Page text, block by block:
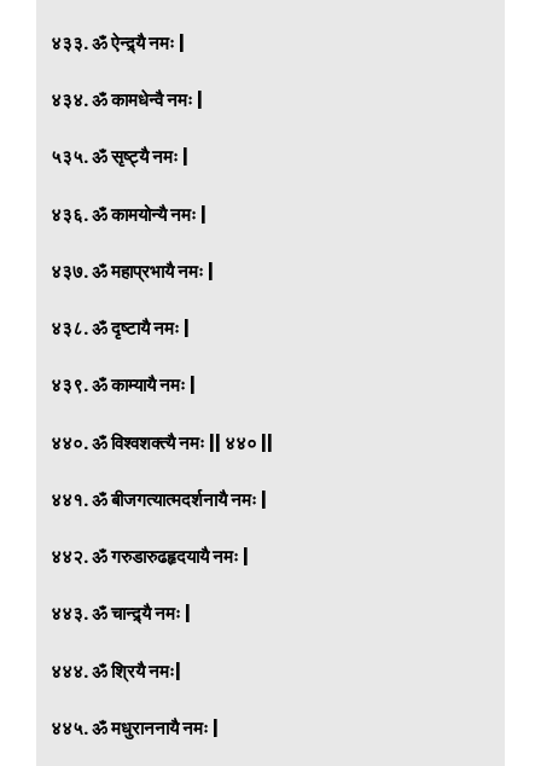
४३३. ॐ ऐन्द्र्यै नमः |
४३४. ॐ कामधेन्वै नमः |
५३५. ॐ सृष्ट्यै नमः |
४३६. ॐ कामयोन्यै नमः |
४३७. ॐ महाप्रभायै नमः |
४३८. ॐ दृष्टायै नमः |
४३९. ॐ काम्यायै नमः |
४४०. ॐ विश्वशक्त्यै नमः || ४४० ||
४४१. ॐ बीजगत्यात्मदर्शनायै नमः |
४४२. ॐ गरुडारुढहृदयायै नमः |
४४३. ॐ चान्द्र्यै नमः |
४४४. ॐ श्रियै नमः|
४४५. ॐ मधुराननायै नमः |